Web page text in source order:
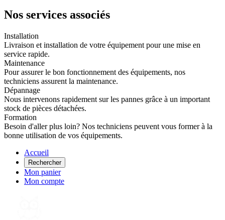
Nos services associés
Installation
Livraison et installation de votre équipement pour une mise en
service rapide.
Maintenance
Pour assurer le bon fonctionnement des équipements, nos
techniciens assurent la maintenance.
Dépannage
Nous intervenons rapidement sur les pannes grâce à un important
stock de pièces détachées.
Formation
Besoin d'aller plus loin? Nos techniciens peuvent vous former à la
bonne utilisation de vos équipements.
Accueil
Rechercher
Mon panier
Mon compte